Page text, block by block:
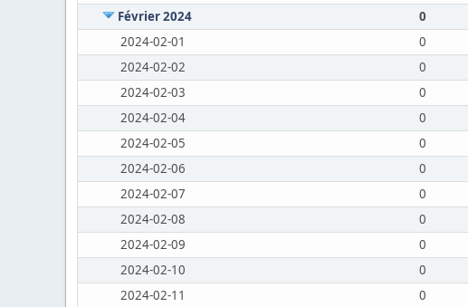
Février 2024
0
2024-02-01
0
2024-02-02
0
2024-02-03
0
2024-02-04
0
2024-02-05
0
2024-02-06
0
2024-02-07
0
2024-02-08
0
2024-02-09
0
2024-02-10
0
2024-02-11
0